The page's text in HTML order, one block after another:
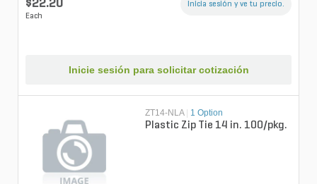
$22.20
Each
Inicia sesión y ve tu precio.
Inicie sesión para solicitar cotización
ZT14-NLA 1 Option
Plastic Zip Tie 14 in. 100/pkg.